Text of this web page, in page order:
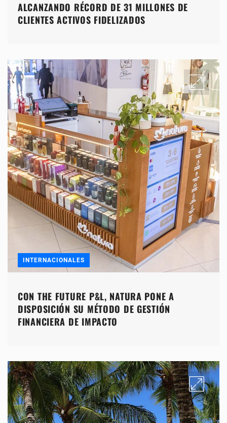
ALCANZANDO RÉCORD DE 31 MILLONES DE
CLIENTES ACTIVOS FIDELIZADOS
INTERNACIONALES
CON THE FUTURE P&L, NATURA PONE A
DISPOSICIÓN SU MÉTODO DE GESTIÓN
FINANCIERA DE IMPACTO